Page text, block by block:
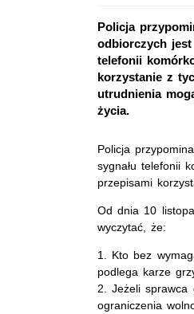
Policja
odbiorczych jest
telefonii
korzystanie z
utrudnienia
życia.
Policja
sygnału telefonii
przepisami
Od dnia 10
wyczytać, że:
1. Kto bez
podlega karze
2. Jeżeli
ograniczenia